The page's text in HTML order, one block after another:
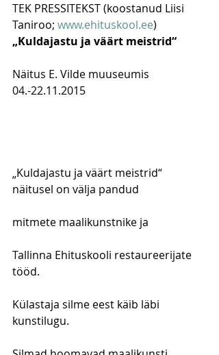
TEK PRESSITEKST (koostanud Liisi
Taniroo; www.ehituskool.ee)
„Kuldajastu ja väärt meistrid“
Näitus E. Vilde muuseumis
04.-22.11.2015
„Kuldajastu ja väärt meistrid“
näitusel on välja pandud
mitmete maalikunstnike ja
Tallinna Ehituskooli restaureerijate
tööd.
Külastaja silme eest käib läbi
kunstilugu.